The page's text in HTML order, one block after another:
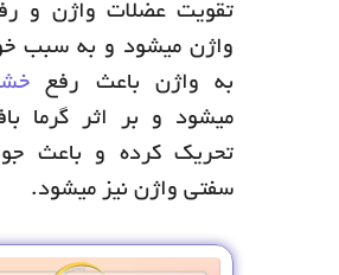
تقویت عضلات واژن و
واژن میشود و به سبب
به واژن باعث رفع
میشود و بر اثر گرما
تحریک کرده و باعث
سفتی واژن نیز میشود.